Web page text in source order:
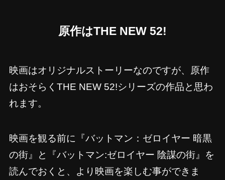
原作はTHE NEW 52!
映画はオリジナルストーリーなのですが、原作
はおそらくTHE NEW 52!シリーズの作品と思わ
れます。
映画を観る前に『バットマン：ゼロイヤー 暗黒
の街』と『バットマン:ゼロイヤー 陰謀の街』を
読んでおくと、より映画を楽しむ事ができま